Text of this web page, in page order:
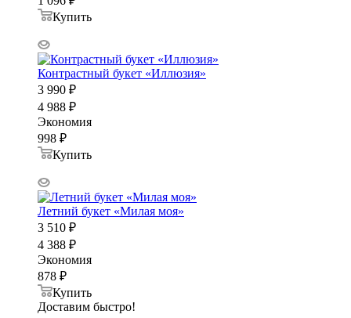
Купить
Контрастный букет «Иллюзия»
3 990 ₽
4 988 ₽
Экономия
998 ₽
Купить
Летний букет «Милая моя»
3 510 ₽
4 388 ₽
Экономия
878 ₽
Купить
Доставим быстро!